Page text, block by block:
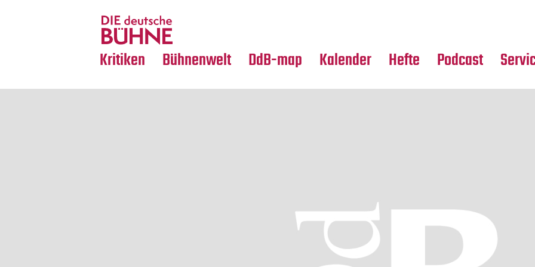
Kritiken
Crossover
Bühnenwelt
Medientipps
DdB-map Kalender Hefte Podcast